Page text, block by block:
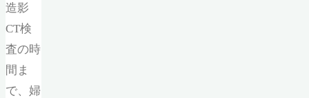
造影
CT検
査の時
間ま
で、婦